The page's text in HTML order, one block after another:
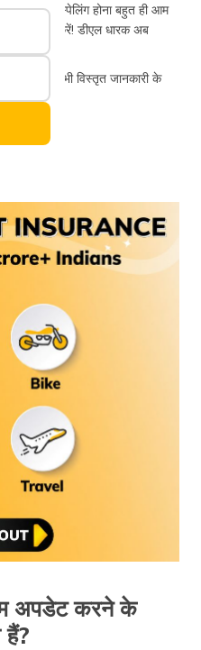
की गलत स्पेलिंग होना बहुत ही आम
चिंता न करें! डीएल धारक अब
सकते हैं।
बदलना है? सभी विस्तृत जानकारी के
अपडेट करने के